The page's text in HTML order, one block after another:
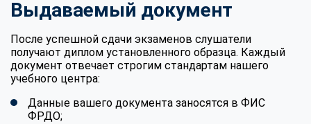
Выдаваемый документ
После успешной сдачи экзаменов слушатели
получают диплом установленного образца. Каждый
документ отвечает строгим стандартам нашего
учебного центра:
Данные вашего документа заносятся в ФИС
ФРДО;